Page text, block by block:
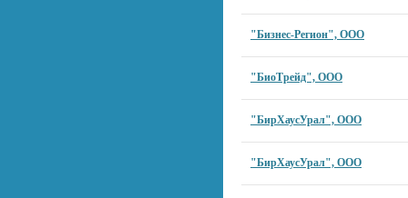
"Бизнес-Регион", ООО
"БиоТрейд", ООО
"БирХаусУрал", ООО
"БирХаусУрал", ООО